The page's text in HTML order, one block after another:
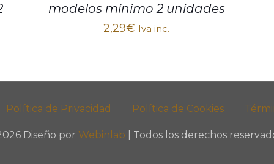
modelos mínimo 2 unidades
2,29€ Iva inc.
Política de Privacidad Política de Cookies
Diseño por Webinlab | Todos los derechos